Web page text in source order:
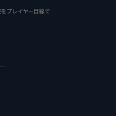
プレイヤー目線で